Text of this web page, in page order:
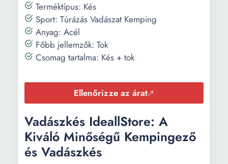
Terméktípus: Kés
Sport: Túrázás Vadászat Kemping
Anyag: Acél
Főbb jellemzők: Tok
Csomag tartalma: Kés + tok
Ellenőrizze az árat
Vadászkés IdeallStore: A
Kiváló Minőségű Kempingező
és Vadászkés